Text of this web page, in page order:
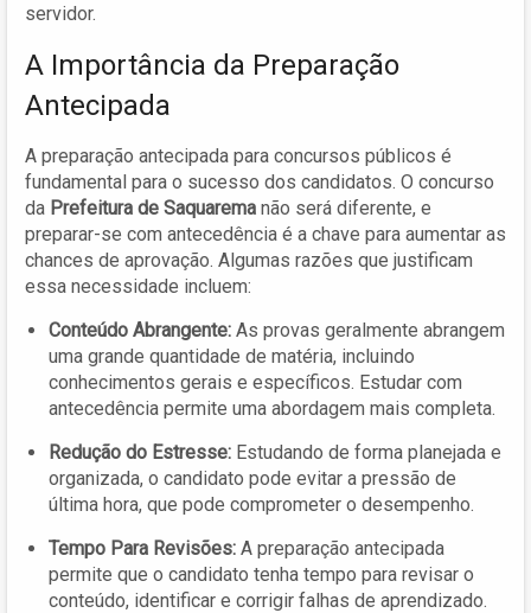
servidor.
A Importância da Preparação
Antecipada
A preparação antecipada para concursos públicos é
fundamental para o sucesso dos candidatos. O concurso
da Prefeitura de Saquarema não será diferente, e
preparar-se com antecedência é a chave para aumentar as
chances de aprovação. Algumas razões que justificam
essa necessidade incluem:
Conteúdo Abrangente: As provas geralmente abrangem
uma grande quantidade de matéria, incluindo
conhecimentos gerais e específicos. Estudar com
antecedência permite uma abordagem mais completa.
Redução do Estresse: Estudando de forma planejada e
organizada, o candidato pode evitar a pressão de
última hora, que pode comprometer o desempenho.
Tempo Para Revisões: A preparação antecipada
permite que o candidato tenha tempo para revisar o
conteúdo, identificar e corrigir falhas de aprendizado.